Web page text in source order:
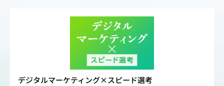
デジタルマーケティング×スピード選考